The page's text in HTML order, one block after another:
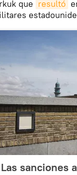
que resultó
Las sanciones